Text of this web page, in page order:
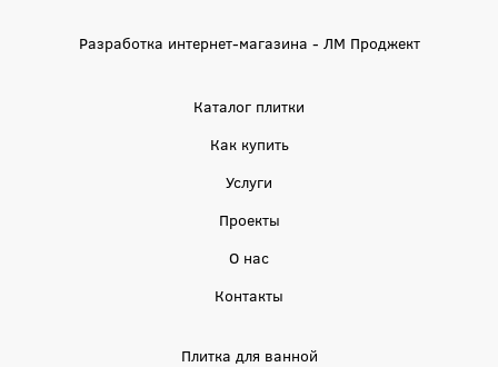
Разработка интернет-магазина - ЛМ Проджект
Каталог плитки
Как купить
Услуги
Проекты
О нас
Контакты
Плитка для ванной